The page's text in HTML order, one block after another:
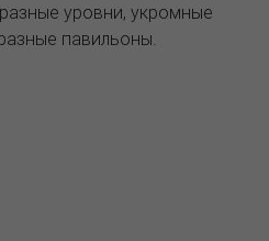
уровни, укромные
павильоны.